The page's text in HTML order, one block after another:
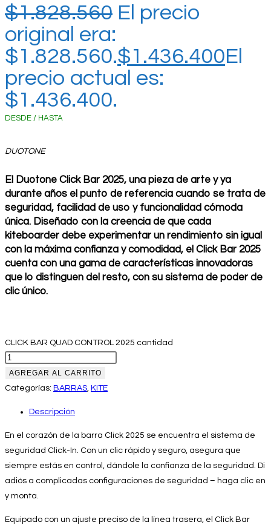
$1.828.560 El precio
original era:
$1.828.560.$1.436.400El
precio actual es:
$1.436.400.
DESDE / HASTA
DUOTONE
El Duotone Click Bar 2025, una pieza de arte y ya
durante años el punto de referencia cuando se trata de
seguridad, facilidad de uso y funcionalidad cómoda
única. Diseñado con la creencia de que cada
kiteboarder debe experimentar un rendimiento sin igual
con la máxima confianza y comodidad, el Click Bar 2025
cuenta con una gama de características innovadoras
que lo distinguen del resto, con su sistema de poder de
clic único.
CLICK BAR QUAD CONTROL 2025 cantidad
AGREGAR AL CARRITO
Categorías: BARRAS, KITE
Descripción
En el corazón de la barra Click 2025 se encuentra el sistema de
seguridad Click-In. Con un clic rápido y seguro, asegura que
siempre estás en control, dándole la confianza de la seguridad. Di
adiós a complicadas configuraciones de seguridad – haga clic en
y monta.
Equipado con un ajuste preciso de la línea trasera, el Click Bar